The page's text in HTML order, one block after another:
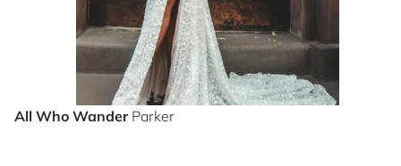
All Who WanderParker